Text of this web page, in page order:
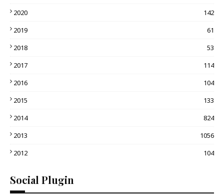
2020
142
2019
61
2018
53
2017
114
2016
104
2015
133
2014
824
2013
1056
2012
104
Social Plugin